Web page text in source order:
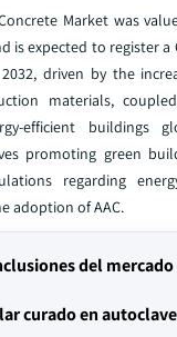
Market was
is expected to register a
driven by the
materials,
efficient buildings
promoting green
regarding
adoption of AAC.
del mercado
curado en autoclave